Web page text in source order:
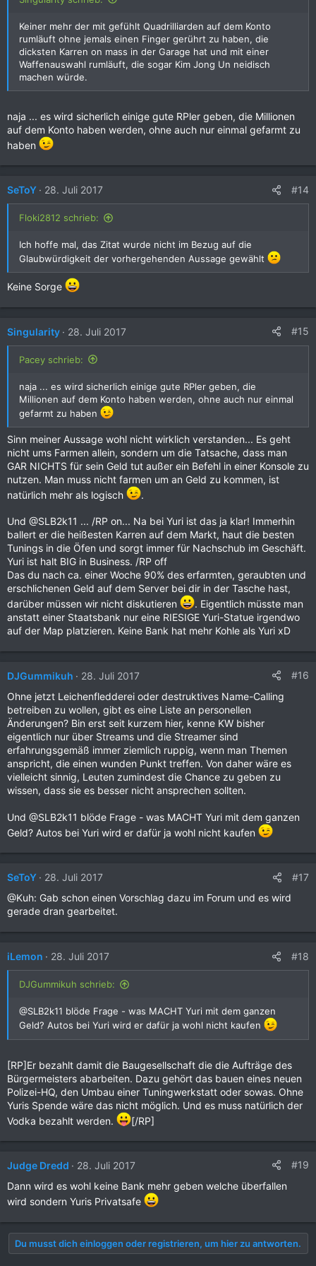
Keiner mehr der mit gefühlt Quadrilliarden auf dem Konto
rumläuft ohne jemals einen Finger gerührt zu haben, die
dicksten Karren on mass in der Garage hat und mit einer
Waffenauswahl rumläuft, die sogar Kim Jong Un neidisch
machen würde.
naja ... es wird sicherlich einige gute RPler geben, die Millionen
auf dem Konto haben werden, ohne auch nur einmal gefarmt zu
haben
SeToY 28. Juli 2017 #14
Floki2812 schrieb:
Ich hoffe mal, das Zitat wurde nicht im Bezug auf die
Glaubwürdigkeit der vorhergehenden Aussage gewählt
Keine Sorge
Singularity 28. Juli 2017 #15
Pacey schrieb:
naja ... es wird sicherlich einige gute RPler geben, die
Millionen auf dem Konto haben werden, ohne auch nur einmal
gefarmt zu haben
Sinn meiner Aussage wohl nicht wirklich verstanden... Es geht
nicht ums Farmen allein, sondern um die Tatsache, dass man
GAR NICHTS für sein Geld tut außer ein Befehl in einer Konsole zu
nutzen. Man muss nicht farmen um an Geld zu kommen, ist
natürlich mehr als logisch
.
Und @SLB2k11 ... /RP on... Na bei Yuri ist das ja klar! Immerhin
ballert er die heißesten Karren auf dem Markt, haut die besten
Tunings in die Öfen und sorgt immer für Nachschub im Geschäft.
Yuri ist halt BIG in Business. /RP off
Das du nach ca. einer Woche 90% des erfarmten, geraubten und
erschlichenen Geld auf dem Server bei dir in der Tasche hast,
darüber müssen wir nicht diskutieren
. Eigentlich müsste man
anstatt einer Staatsbank nur eine RIESIGE Yuri-Statue irgendwo
auf der Map platzieren. Keine Bank hat mehr Kohle als Yuri xD
DJGummikuh 28. Juli 2017
#16
Ohne jetzt Leichenfledderei oder destruktives Name-Calling
betreiben zu wollen, gibt es eine Liste an personellen
Änderungen? Bin erst seit kurzem hier, kenne KW bisher
eigentlich nur über Streams und die Streamer sind
erfahrungsgemäß immer ziemlich ruppig, wenn man Themen
anspricht, die einen wunden Punkt treffen. Von daher wäre es
vielleicht sinnig, Leuten zumindest die Chance zu geben zu
wissen, dass sie es besser nicht ansprechen sollten.
Und @SLB2k11 blöde Frage - was MACHT Yuri mit dem ganzen
Geld? Autos bei Yuri wird er dafür ja wohl nicht kaufen
SeToY 28. Juli 2017
#17
@Kuh: Gab schon einen Vorschlag dazu im Forum und es wird
gerade dran gearbeitet.
iLemon 28. Juli 2017 #18
DJGummikuh schrieb:
@SLB2k11 blöde Frage - was MACHT Yuri mit dem ganzen
Geld? Autos bei Yuri wird er dafür ja wohl nicht kaufen
[RP]Er bezahlt damit die Baugesellschaft die die Aufträge des
Bürgermeisters abarbeiten. Dazu gehört das bauen eines neuen
Polizei-HQ, den Umbau einer Tuningwerkstatt oder sowas. Ohne
Yuris Spende wäre das nicht möglich. Und es muss natürlich der
Vodka bezahlt werden.
[/RP]
Judge Dredd 28. Juli 2017
#19
Dann wird es wohl keine Bank mehr geben welche überfallen
wird sondern Yuris Privatsafe
Du musst dich einloggen oder registrieren, um hier zu antworten.